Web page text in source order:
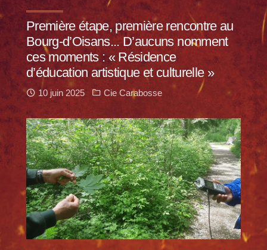
Première étape, première rencontre au
Bourg-d’Oisans... D’aucuns nomment
ces moments : « Résidence
d’éducation artistique et culturelle »
10 juin 2025 Cie Carabosse